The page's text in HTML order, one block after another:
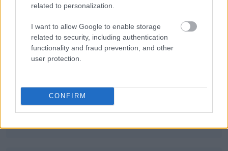
related to personalization.
I want to allow Google to enable storage
related to security, including authentication
functionality and fraud prevention, and other
user protection.
CONFIRM
jednak
homonimia